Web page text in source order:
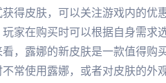
得皮肤，可以关注游戏内的优
家在购买时可以根据自身需求
，露娜的新皮肤是一款值得
常使用露娜，或者对皮肤的